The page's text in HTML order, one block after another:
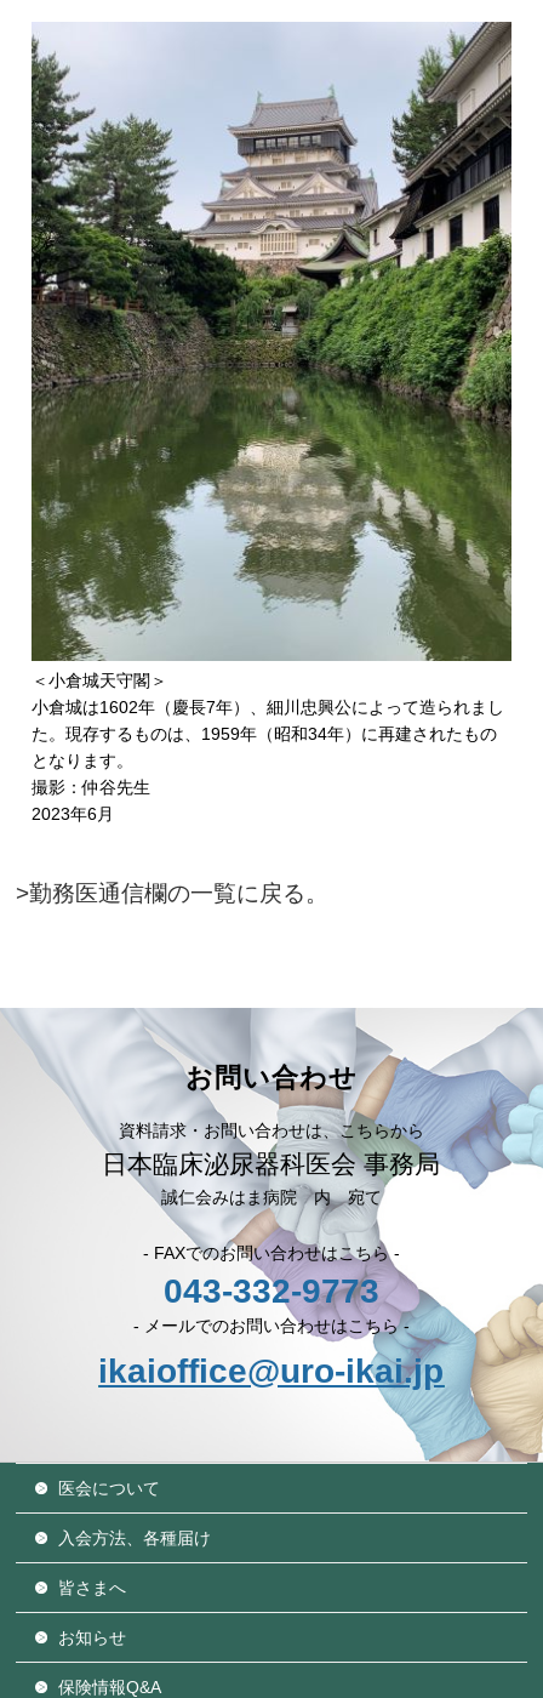
＜小倉城天守閣＞
小倉城は1602年（慶長7年）、細川忠興公によって造られまし
た。現存するものは、1959年（昭和34年）に再建されたもの
となります。
撮影：仲谷先生
2023年6月
>勤務医通信欄の一覧に戻る。
お問い合わせ
資料請求・お問い合わせは、こちらから
日本臨床泌尿器科医会 事務局
誠仁会みはま病院 内 宛て
- FAXでのお問い合わせはこちら -
043-332-9773
- メールでのお問い合わせはこちら -
ikaioffice@uro-ikai.jp
医会について
入会方法、各種届け
皆さまへ
お知らせ
保険情報Q&A